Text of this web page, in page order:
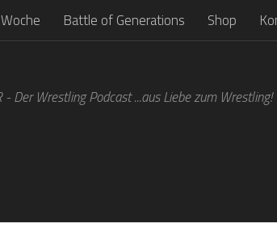
Battle of Generations Shop
- Der Wrestling Podcast ...aus Liebe zum Wrestling!